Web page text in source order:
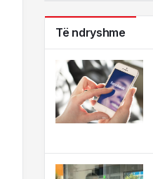
Të ndryshme